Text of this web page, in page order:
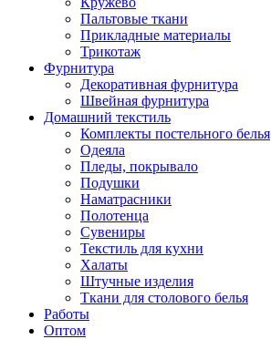
Пальтовые ткани
Прикладные материалы
Трикотаж
Фурнитура
Декоративная фурнитура
Швейная фурнитура
Домашний текстиль
Комплекты постельного белья
Одеяла
Пледы, покрывало
Подушки
Наматрасники
Полотенца
Сувениры
Текстиль для кухни
Халаты
Штучные изделия
Ткани для столового белья
Работы
Оптом